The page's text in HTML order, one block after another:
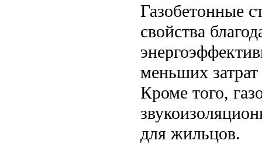
Газобетонные
свойства
меньших
Кроме того,
для жильцов.